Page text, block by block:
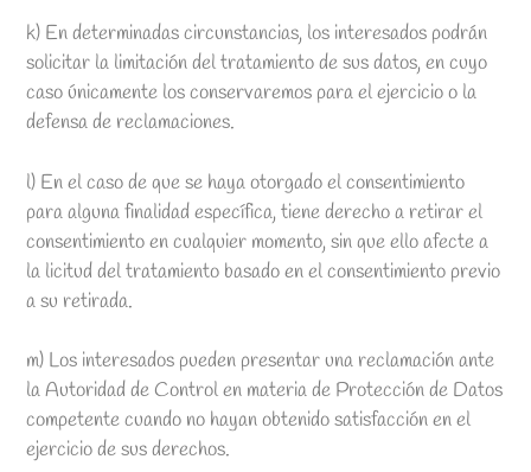
k) En determinadas circunstancias, los interesados podrán
solicitar la limitación del tratamiento de sus datos, en cuyo
caso únicamente los conservaremos para el ejercicio o la
defensa de reclamaciones.
l) En el caso de que se haya otorgado el consentimiento
para alguna finalidad específica, tiene derecho a retirar el
consentimiento en cualquier momento, sin que ello afecte a
la licitud del tratamiento basado en el consentimiento previo
a su retirada.
m) Los interesados pueden presentar una reclamación ante
la Autoridad de Control en materia de Protección de Datos
competente cuando no hayan obtenido satisfacción en el
ejercicio de sus derechos.